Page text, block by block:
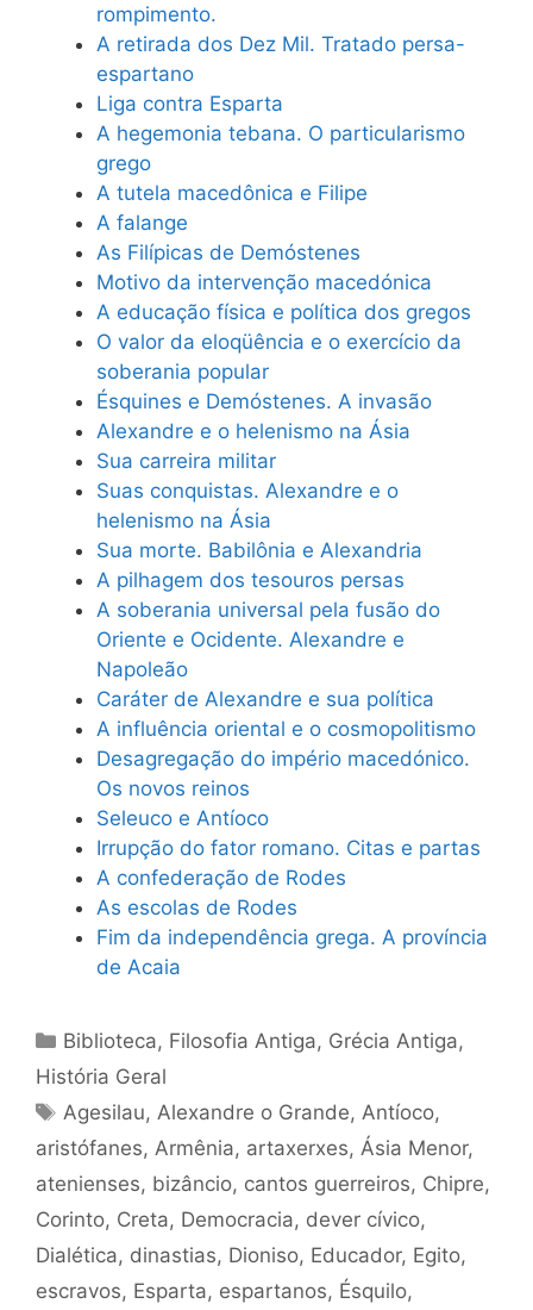
rompimento.
A retirada dos Dez Mil. Tratado persa-
espartano
Liga contra Esparta
A hegemonia tebana. O particularismo
grego
A tutela macedônica e Filipe
A falange
As Filípicas de Demóstenes
Motivo da intervenção macedónica
A educação física e política dos gregos
O valor da eloqüência e o exercício da
soberania popular
Ésquines e Demóstenes. A invasão
Alexandre e o helenismo na Ásia
Sua carreira militar
Suas conquistas. Alexandre e o
helenismo na Ásia
Sua morte. Babilônia e Alexandria
A pilhagem dos tesouros persas
A soberania universal pela fusão do
Oriente e Ocidente. Alexandre e
Napoleão
Caráter de Alexandre e sua política
A influência oriental e o cosmopolitismo
Desagregação do império macedónico.
Os novos reinos
Seleuco e Antíoco
Irrupção do fator romano. Citas e partas
A confederação de Rodes
As escolas de Rodes
Fim da independência grega. A província
de Acaia
Categorias
Biblioteca, Filosofia Antiga, Grécia Antiga,
História Geral
Tags
Agesilau, Alexandre o Grande, Antíoco,
aristófanes, Armênia, artaxerxes, Ásia Menor,
atenienses, bizâncio, cantos guerreiros, Chipre,
Corinto, Creta, Democracia, dever cívico,
Dialética, dinastias, Dioniso, Educador, Egito,
escravos, Esparta, espartanos, Ésquilo,